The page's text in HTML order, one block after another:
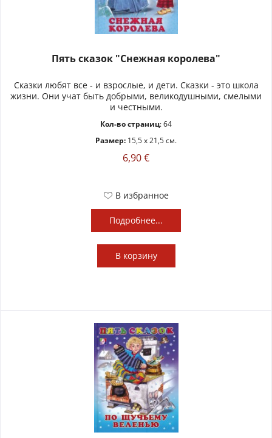
Пять сказок "Снежная королева"
Сказки любят все - и взрослые, и дети. Сказки - это школа
жизни. Они учат быть добрыми, великодушными, смелыми
и честными.
Кол-во страниц: 64
Размер: 15,5 x 21,5 см.
6,90 €
В избранное
Подробнее...
В корзину